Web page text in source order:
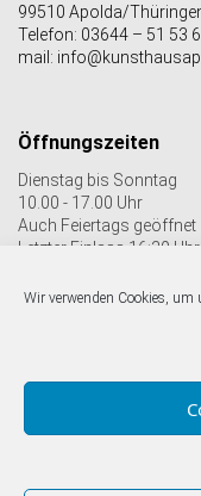
Wir verwenden Cookies, um
99510 Apolda/
Telefon: 03644 – 51 53
mail:
Öffnungszeiten
Dienstag bis Sonntag
10.00 - 17.00 Uhr
Auch Feiertags geöffnet
Letzter Einlass 16:30 Uhr
© Kunstverein Apolda